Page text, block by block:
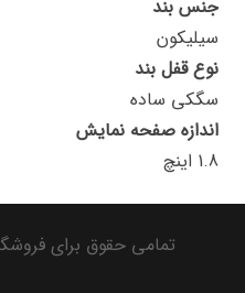
جنس بند
سیلیکون
نوع قفل بند
سگکی ساده
اندازه صفحه نمایش
1.8 اینچ
تمامی حقوق برای